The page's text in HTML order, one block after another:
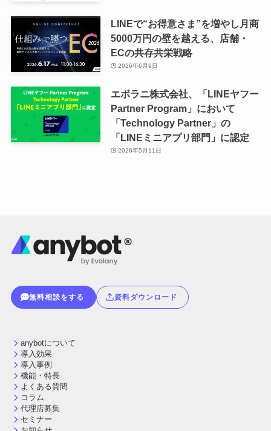
LINEで“お得意さま”を増やし月商
5000万円の壁を越える、店舗・
ECの共存共栄戦略
2026年6月9日
エボラニ株式会社、「LINEヤフー
Partner Program」において
「Technology Partner」の
「LINEミニアプリ部門」に認定
2026年5月11日
無料相談をする 資料ダウンロード
anybotについて
導入効果
導入事例
機能・特長
よくある質問
コラム
代理店募集
セミナー